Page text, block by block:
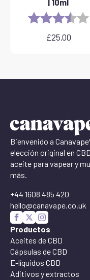
| 10ml
Rating:
£25.00
Bienvenido a
elección original en
aceite para vapear y
más.
+44 1608 485 420
hello@canavape.co.uk
Productos
Aceites de CBD
Cápsulas de CBD
E-líquidos CBD
Aditivos y extractos